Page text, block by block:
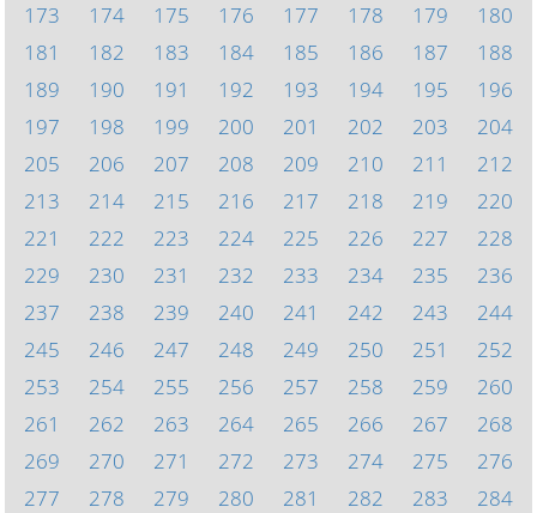
173
174 175 176 177 178 179
180
181
182 183 184 185 186 187
188
189
190 191 192 193 194 195
196
197
198 199 200 201 202 203
204
205
206 207 208 209 210 211
212
213
214 215 216 217 218 219
220
221
222 223 224 225 226 227
228
229
230 231 232 233 234 235
236
237
238 239 240 241 242 243
244
245
246 247 248 249 250 251
252
253
254 255 256 257 258 259
260
261
262 263 264 265 266 267
268
269
270 271 272 273 274 275
276
277
278 279 280 281 282 283
284